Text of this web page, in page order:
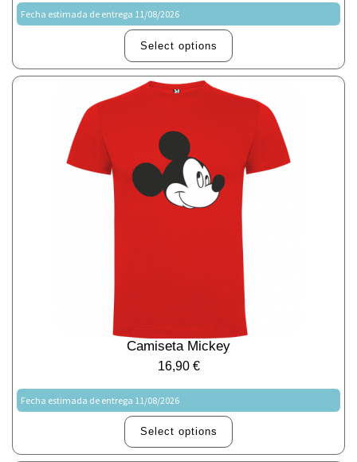
Fecha estimada de entrega 11/08/2026
Select options
Camiseta Mickey
16,90 €
Fecha estimada de entrega 11/08/2026
Select options